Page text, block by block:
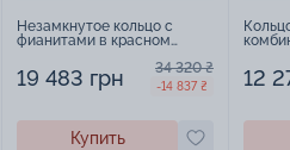
Незамкнутое кольцо с
фианитами в красном
19 483 грн 34 320 ₴
-14 837 ₴
Купить
12